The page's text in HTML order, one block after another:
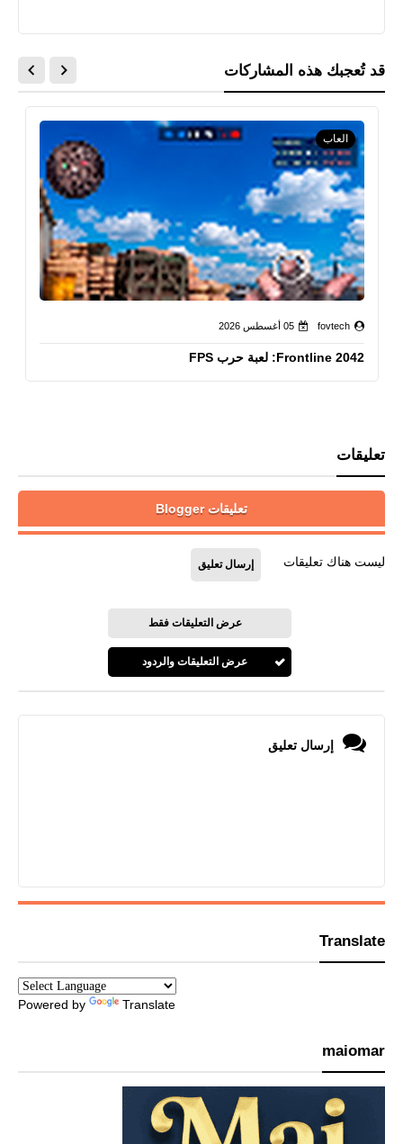
قد تُعجبك هذه المشاركات
العاب
fovtech 05 أغسطس 2026
Frontline 2042: لعبة حرب FPS
تعليقات
تعليقات Blogger
ليست هناك تعليقات إرسال تعليق
عرض التعليقات فقط
عرض التعليقات والردود
إرسال تعليق
Translate
Powered by Translate
maiomar